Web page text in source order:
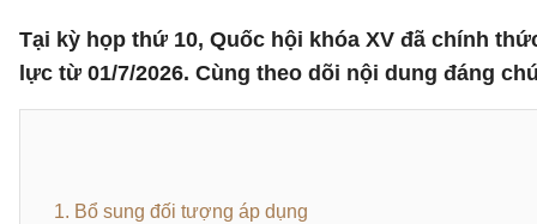
Tại kỳ họp thứ 10, Quốc hội khóa XV đã chính
lực từ 01/7/2026. Cùng theo dõi nội dung đáng
1. Bổ sung đối tượng áp dụng